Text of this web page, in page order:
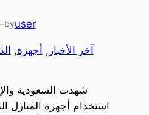
byuser
آخر الأخبار , أجهزة,
شهدت السعودية
استخدام أجهزة المنازل